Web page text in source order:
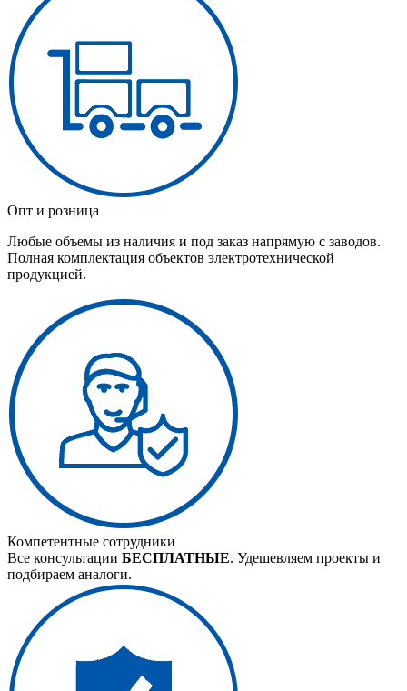
Опт и розница
Любые объемы из наличия и под заказ напрямую с заводов.
Полная комплектация объектов электротехнической
продукцией.
Компетентные сотрудники
Все консультации БЕСПЛАТНЫЕ. Удешевляем проекты и
подбираем аналоги.